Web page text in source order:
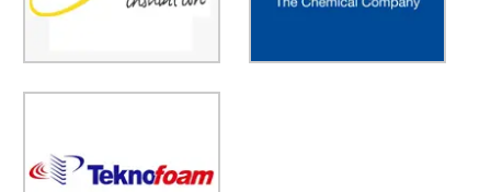
Yerli Sünger Üretim
Fabrikamız.